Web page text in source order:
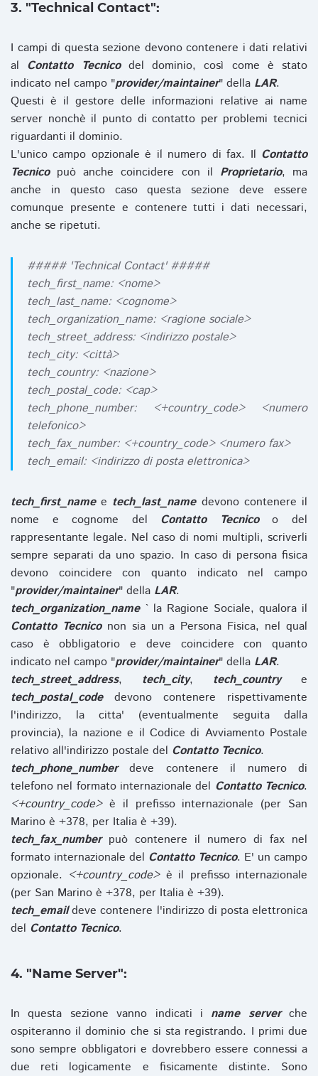
3. "Technical Contact":
I campi di questa sezione devono contenere i dati relativi
al Contatto Tecnicodel dominio, così come è stato
indicato nel campo "provider/maintainer" della LAR.
Questi è il gestore delle informazioni relative ai name
server nonchè il punto di contatto per problemi tecnici
riguardanti il dominio.
L'unico campo opzionale è il numero di fax. Il Contatto
Tecnicopuò anche coincidere con il Proprietario, ma
anche in questo caso questa sezione deve essere
comunque presente e contenere tutti i dati necessari,
anche se ripetuti.
##### 'Technical Contact' #####
tech_first_name: <nome>
tech_last_name: <cognome>
tech_organization_name: <ragione sociale>
tech_street_address: <indirizzo postale>
tech_city: <città>
tech_country: <nazione>
tech_postal_code: <cap>
tech_phone_number: <+country_code> <numero
telefonico>
tech_fax_number: <+country_code> <numero fax>
tech_email: <indirizzo di posta elettronica>
tech_first_namee tech_last_namedevono contenere il
nome e cognome del Contatto Tecnicoo del
rappresentante legale. Nel caso di nomi multipli, scriverli
sempre separati da uno spazio. In caso di persona fisica
devono coincidere con quanto indicato nel campo
"provider/maintainer" della LAR.
tech_organization_name` la Ragione Sociale, qualora il
Contatto Tecniconon sia un a Persona Fisica, nel qual
caso è obbligatorio e deve coincidere con quanto
indicato nel campo "provider/maintainer" della LAR.
tech_street_address, tech_city, tech_countrye
tech_postal_codedevono contenere rispettivamente
l'indirizzo, la citta' (eventualmente seguita dalla
provincia), la nazione e il Codice di Avviamento Postale
relativo all'indirizzo postale del Contatto Tecnico.
tech_phone_numberdeve contenere il numero di
telefono nel formato internazionale del Contatto Tecnico.
<+country_code>è il prefisso internazionale (per San
Marino è +378, per Italia è +39).
tech_fax_numberpuò contenere il numero di fax nel
formato internazionale del Contatto Tecnico. E' un campo
opzionale. <+country_code>è il prefisso internazionale
(per San Marino è +378, per Italia è +39).
tech_emaildeve contenere l'indirizzo di posta elettronica
del Contatto Tecnico.
4. "Name Server":
In questa sezione vanno indicati i name serverche
ospiteranno il dominio che si sta registrando. I primi due
sono sempre obbligatori e dovrebbero essere connessi a
due reti logicamente e fisicamente distinte. Sono